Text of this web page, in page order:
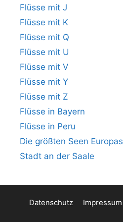
Flüsse mit J
Flüsse mit K
Flüsse mit Q
Flüsse mit U
Flüsse mit V
Flüsse mit Y
Flüsse mit Z
Flüsse in Bayern
Flüsse in Peru
Die größten Seen Europas
Stadt an der Saale
Datenschutz Impressum